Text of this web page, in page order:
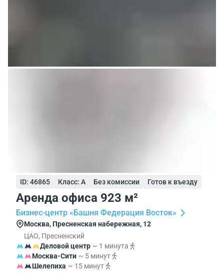
ID: 46865 Класс: A Без комиссии Готов к въезду
Аренда офиса 923 м²
Бизнес-центр «Башня Федерация Восток»
Москва, Пресненская набережная, 12
ЦАО, Пресненский
Деловой центр ~ 1 минута
Москва-Сити ~ 5 минут
Шелепиха ~ 15 минут